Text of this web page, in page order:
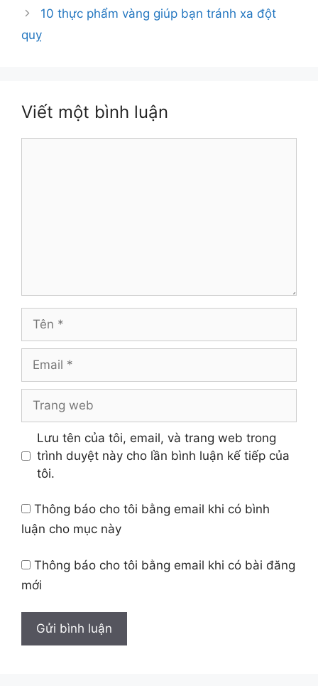
10 thực phẩm vàng giúp bạn tránh xa đột
quỵ
Viết một bình luận
web
Lưu tên của tôi, email, và trang web trong
trình duyệt này cho lần bình luận kế tiếp của
tôi.
Thông báo cho tôi bằng email khi có bình
luận cho mục này
Thông báo cho tôi bằng email khi có bài đăng
mới